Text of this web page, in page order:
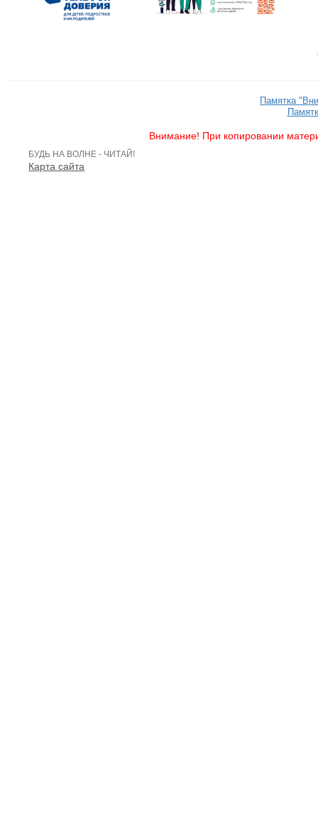
Памятка
Внимание! При копировании
БУДЬ НА ВОЛНЕ - ЧИТАЙ!
Карта сайта